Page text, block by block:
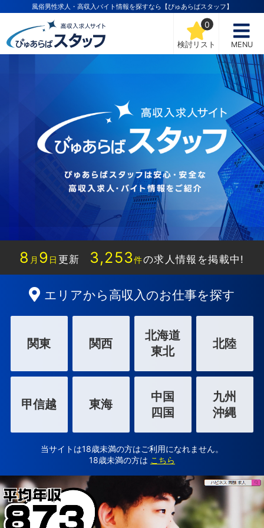
風俗男性求人・高収入バイト情報を探すなら【ぴゅあらばスタッフ】
検討リスト
0
MENU
8 月 9 日 更新 3,253件の求人情報を掲載中!
エリアから高収入のお仕事を探す
関東 関西
北海道
東北
北陸
甲信越 東海
中国
四国
九州
沖縄
当サイトは18歳未満の方はご利用になれません。
18歳未満の方は こちら